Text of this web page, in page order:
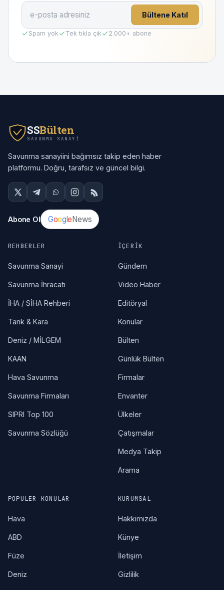
Bültene Katıl
Spam yok Tek tıkla çık 2.000+ abone
SSBülten
SAVUNMA SANAYI
Savunma sanayiini bağımsız takip eden haber
platformu. Doğru, tarafsız ve güncel bilgi.
Abone Ol Google News
REHBERLER
Savunma Sanayi
Savunma İhracatı
İHA / SİHA Rehberi
Tank & Kara
Deniz / MİLGEM
KAAN
Hava Savunma
Savunma Firmaları
SIPRI Top 100
Savunma Sözlüğü
İÇERIK
Gündem
Video Haber
Editöryal
Konular
Bülten
Günlük Bülten
Firmalar
Envanter
Ülkeler
Çatışmalar
Medya Takip
Arama
POPÜLER KONULAR
Hava
ABD
Füze
Deniz
KURUMSAL
Hakkımızda
Künye
İletişim
Gizlilik